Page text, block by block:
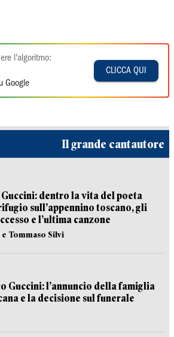
l'algoritmo:
Google
CLICCA QUI
Il grande cantautore
dentro la vita del poeta
sull’appennino toscano, gli
e l’ultima canzone
Tommaso Silvi
Guccini: l’annuncio della famiglia
e la decisione sul funerale